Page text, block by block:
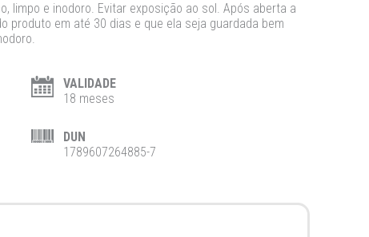
limpo e inodoro. Evitar exposição ao sol. Após aberta a
produto em até 30 dias e que ela seja guardada bem
VALIDADE
18 meses
DUN
1789607264885-7